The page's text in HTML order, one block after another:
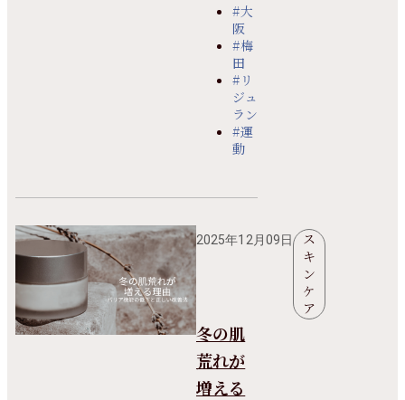
#大
阪
#梅
田
#リ
ジュ
ラン
#運
動
2025年12月09日
ス
キ
ン
ケ
ア
冬の肌
荒れが
増える